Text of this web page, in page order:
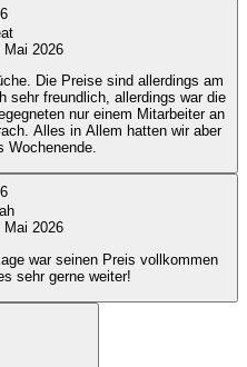
6
2026
Die Preise sind allerdings am
sehr freundlich, allerdings war die
nur einem Mitarbeiter an
Alles in Allem hatten wir aber
Wochenende.
6
2026
war seinen Preis vollkommen
sehr gerne weiter!